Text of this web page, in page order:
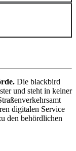
Die blackbird
und steht in keiner
digitalen Service
den behördlichen